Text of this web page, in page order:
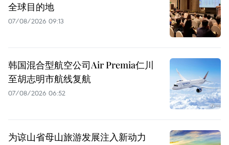
全球目的地
07/08/2026 09:13
韩国混合型航空公司Air Premia仁川
至胡志明市航线复航
07/08/2026 06:52
为谅山省母山旅游发展注入新动力